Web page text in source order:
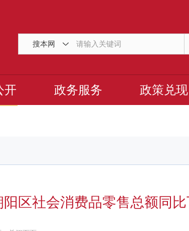
搜本网
开 政务服务 政策兑现
区社会消费品零售总额同